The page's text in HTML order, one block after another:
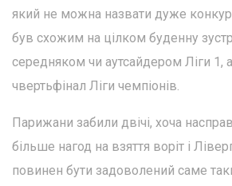
який не можна назвати дуже
був схожим на цілком буденну
середняком чи аутсайдером Ліги 1,
чвертьфінал Ліги чемпіонів.
Парижани забили двічі, хоча
більше нагод на взяття воріт і
повинен бути задоволений саме